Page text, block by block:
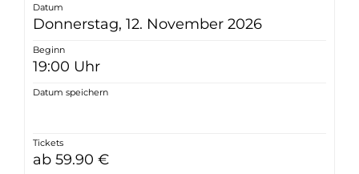
Datum
Donnerstag, 12. November 2026
Beginn
19:00 Uhr
Datum speichern
Tickets
ab 59.90 €